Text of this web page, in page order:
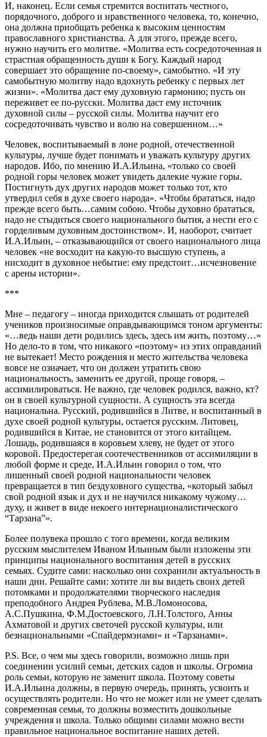
И, наконец. Если семья стремится воспитать честного,
порядочного, доброго и нравственного человека, то, конечно,
она должна приобщать ребенка к высоким ценностям
православного христианства. А для этого, прежде всего,
нужно научить его молитве. «Молитва есть сосредоточенная и
страстная обращенность души к Богу. Каждый народ
совершает это обращение по-своему», самобытно. «И эту
самобытную молитву надо вдохнуть ребенку с первых лет
жизни». «Молитва даст ему духовную гармонию; пусть он
переживет ее по-русски. Молитва даст ему источник
духовной силы – русской силы. Молитва научит его
сосредоточивать чувство и волю на совершенном…»
Человек, воспитываемый в лоне родной, отечественной
культуры, лучше будет понимать и уважать культуру других
народов. Ибо, по мнению И.А.Ильина, «только со своей
родной горы человек может увидеть далекие чужие горы.
Постигнуть дух других народов может только тот, кто
утвердил себя в духе своего народа». «Чтобы брататься, надо
прежде всего быть…самим собою. Чтобы духовно брататься,
надо не стыдиться своего национального бытия, а нести его с
горделивым духовным достоинством». И, наоборот, считает
И.А.Ильин, – отказывающийся от своего национального лица
человек «не восходит на какую-то высшую ступень, а
нисходит в духовное небытие: ему предстоит…исчезновение
с арены истории».
***
Мне – педагогу – иногда приходится слышать от родителей
учеников произносимые оправдывающимся тоном аргументы:
«…ведь наши дети родились здесь, здесь им жить, поэтому…»
Но дело-то в том, что никакого «поэтому» из этих оправданий
не вытекает! Место рождения и место жительства человека
вовсе не означает, что он должен утратить свою
национальность, заменить ее другой, проще говоря, –
ассимилироваться. Не важно, где человек родился, важно, кт?
он в своей культурной сущности. А сущность эта всегда
национальна. Русский, родившийся в Литве, и воспитанный в
духе своей родной культуры, остается русским. Литовец,
родившийся в Китае, не становится от этого китайцем.
Лошадь, родившаяся в коровьем хлеву, не будет от этого
коровой. Предостерегая соотечественников от ассимиляции в
любой форме и среде, И.А.Ильин говорил о том, что
лишенный своей родной национальности человек
превращается в тип бездуховного существа, «который забыл
свой родной язык и дух и не научился никакому чужому…
духу, и живет в виде некоего интернационалистического
“Тарзана”».
Более полувека прошло с того времени, когда великим
русским мыслителем Иваном Ильиным были изложены эти
принципы национального воспитания детей в русских
семьях. Судите сами: насколько они сохранили актуальность в
наши дни. Решайте сами: хотите ли вы видеть своих детей
потомками и продолжателями творческого наследия
преподобного Андрея Рублева, М.В.Ломоносова,
А.С.Пушкина, Ф.М.Достоевского, Л.Н.Толстого, Анны
Ахматовой и других светочей русской культуры, или
безнациональными «Спайдермэнами» и «Тарзанами».
P.S. Все, о чем мы здесь говорили, возможно лишь при
соединении усилий семьи, детских садов и школы. Огромна
роль семьи, которую не заменит школа. Поэтому советы
И.А.Ильина должны, в первую очередь, принять, усвоить и
осуществлять родители. Но что не может или не умеет сделать
современная семья, то должны возместить дошкольные
учреждения и школа. Только общими силами можно вести
правильное национальное воспитание наших детей.